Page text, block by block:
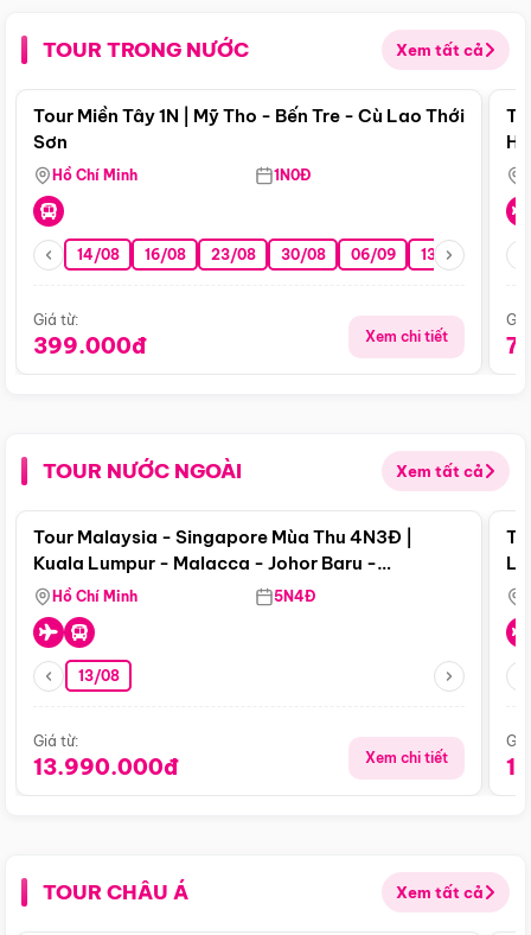
TOUR TRONG NƯỚC Xem tất cả
Điểm nổi bật
Tour Miền Tây 1N | Mỹ Tho - Bến Tre - Cù Lao Thới
Sơn
Hồ Chí Minh 1N0Đ
14/08 16/08 23/08 30/08 06/09 13/09 20/09
Giá từ:
399.000đ Xem chi tiết
TOUR NƯỚC NGOÀI Xem tất cả
Điểm nổi bật
Tour Malaysia - Singapore Mùa Thu 4N3Đ |
Kuala Lumpur - Malacca - Johor Baru -
Singapore
Hồ Chí Minh 5N4Đ
13/08
Giá từ:
13.990.000đ Xem chi tiết
TOUR CHÂU Á Xem tất cả
Điểm nổi bật